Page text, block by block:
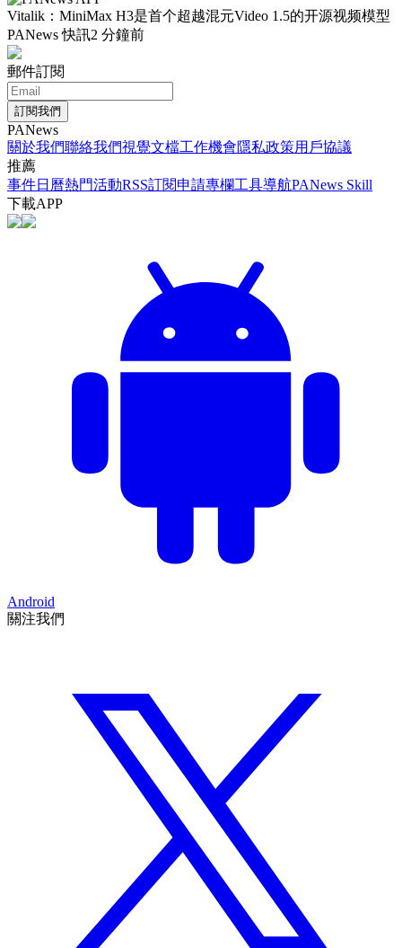
Vitalik：MiniMax H3是首个超越混元Video 1.5的开源视频模型
PANews 快訊2 分鐘前
郵件訂閱
訂閱我們
PANews
關於我們聯絡我們視覺文檔工作機會隱私政策用戶協議
推薦
事件日曆熱門活動RSS訂閱申請專欄工具導航PANews Skill
下載APP
Android
關注我們